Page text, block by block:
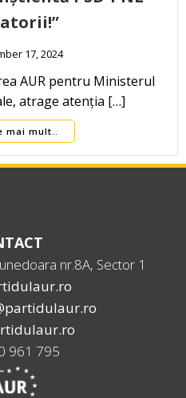
17, 2024
AUR pentru Ministerul
atrage atenția […]
mai mult..
nr.8A, Sector 1
961 795